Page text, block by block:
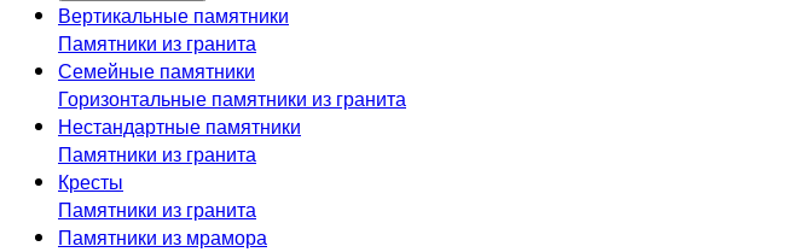
Вертикальные памятники
Памятники из гранита
Семейные памятники
Горизонтальные памятники из гранита
Нестандартные памятники
Памятники из гранита
Кресты
Памятники из гранита
Памятники из мрамора